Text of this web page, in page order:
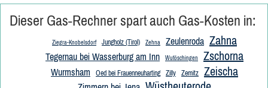
Dieser Gas-Rechner spart auch Gas-Kosten in:
Ziegra-Knobelsdorf Jungholz (Tirol) Zehna Zeulenroda Zahna
Tegernau bei Wasserburg am Inn Wutöschingen Zschorna
Wurmsham Oed bei Frauenneuharting Zilly Zemitz Zeischa